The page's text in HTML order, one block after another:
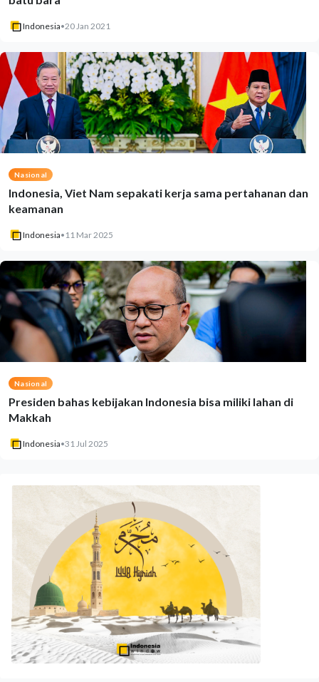
Indonesia•20 Jan 2021
Nasional
Indonesia, Viet Nam sepakati kerja sama pertahanan dan
keamanan
Indonesia• 11 Mar 2025
Nasional
Presiden bahas kebijakan Indonesia bisa miliki lahan di
Makkah
Indonesia•31 Jul 2025